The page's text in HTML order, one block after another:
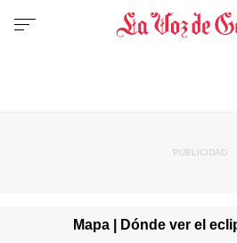
Mapa | Dónde ver el